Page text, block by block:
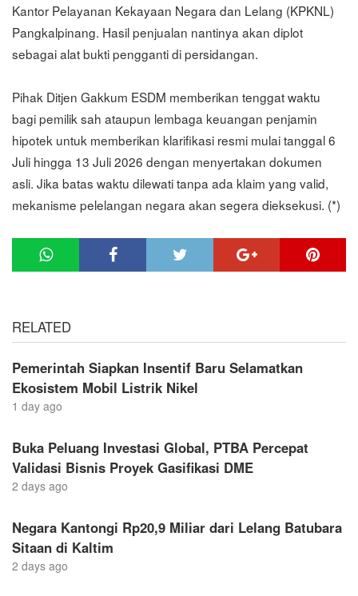
Kantor Pelayanan Kekayaan Negara dan Lelang (KPKNL)
Pangkalpinang. Hasil penjualan nantinya akan diplot
sebagai alat bukti pengganti di persidangan.
Pihak Ditjen Gakkum ESDM memberikan tenggat waktu
bagi pemilik sah ataupun lembaga keuangan penjamin
hipotek untuk memberikan klarifikasi resmi mulai tanggal 6
Juli hingga 13 Juli 2026 dengan menyertakan dokumen
asli. Jika batas waktu dilewati tanpa ada klaim yang valid,
mekanisme pelelangan negara akan segera dieksekusi. (*)
RELATED
Pemerintah Siapkan Insentif Baru Selamatkan
Ekosistem Mobil Listrik Nikel
1 day ago
Buka Peluang Investasi Global, PTBA Percepat
Validasi Bisnis Proyek Gasifikasi DME
2 days ago
Negara Kantongi Rp20,9 Miliar dari Lelang Batubara
Sitaan di Kaltim
2 days ago